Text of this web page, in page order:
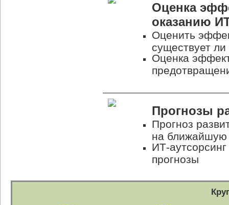
Оценка
оказанию
Оценить
существует
Оценка
Прогнозы
Прогноз
на ближайшую
ИТ-аутсорсинг
прогнозы